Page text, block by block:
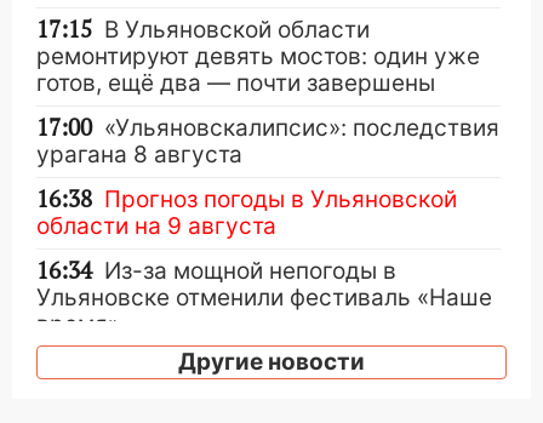
17:15 В Ульяновской области
ремонтируют девять мостов: один уже
готов, ещё два — почти завершены
17:00 «Ульяновскалипсис»: последствия
урагана 8 августа
16:38 Прогноз погоды в Ульяновской
области на 9 августа
16:34 Из-за мощной непогоды в
Ульяновске отменили фестиваль «Наше
время»
16:17
Мелекесский район первым в
Другие новости